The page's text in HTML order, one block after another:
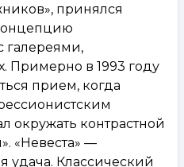
принялся
галереями,
Примерно в 1993 году
прием, когда
окружать контрастной
«Невеста» —
удача. Классический